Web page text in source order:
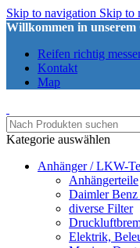
Skip to navigation Skip to
Willkommen in unserem
Reifen richtig
Kontakt
Map
Kategorie auswählen
Anhänger / LKW-
Anhängerteile
Daimler Benz
diverse Filter
Elektrik,